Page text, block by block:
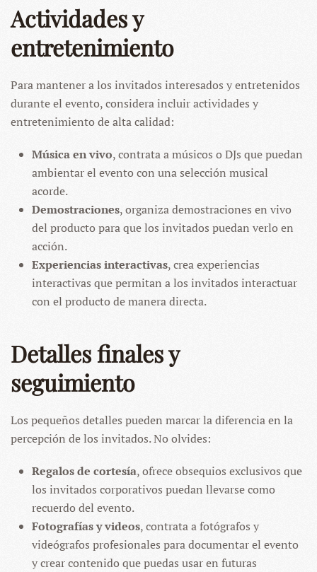
Actividades y
entretenimiento
Para mantener a los invitados interesados y entretenidos
durante el evento, considera incluir actividades y
entretenimiento de alta calidad:
Música en vivo, contrata a músicos o DJs que puedan
ambientar el evento con una selección musical
acorde.
Demostraciones, organiza demostraciones en vivo
del producto para que los invitados puedan verlo en
acción.
Experiencias interactivas, crea experiencias
interactivas que permitan a los invitados interactuar
con el producto de manera directa.
Detalles finales y
seguimiento
Los pequeños detalles pueden marcar la diferencia en la
percepción de los invitados. No olvides:
Regalos de cortesía, ofrece obsequios exclusivos que
los invitados corporativos puedan llevarse como
recuerdo del evento.
Fotografías y videos, contrata a fotógrafos y
videógrafos profesionales para documentar el evento
y crear contenido que puedas usar en futuras